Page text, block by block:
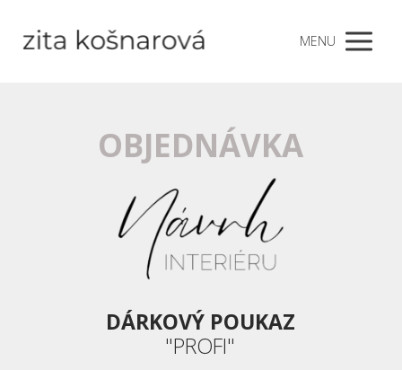
MENU
OBJEDNÁVKA
DÁRKOVÝ POUKAZ
"PROFI"